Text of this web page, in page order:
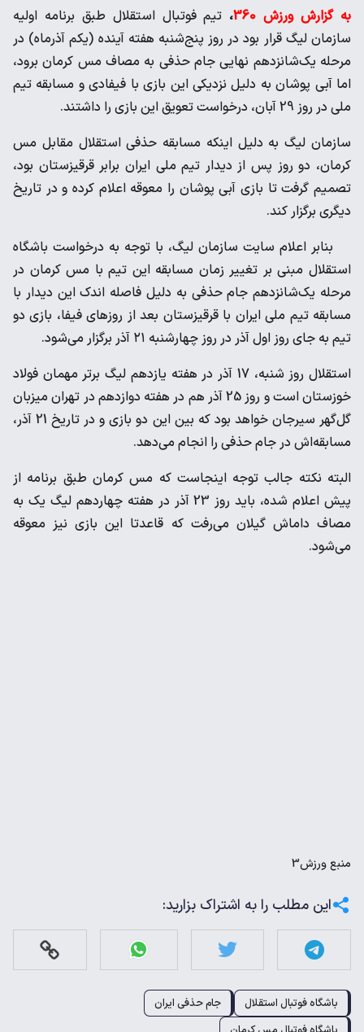
به گزارش ورزش 360 ، تیم فوتبال استقلال طبق برنامه اولیه
سازمان لیگ قرار بود در روز پنج‌شنبه هفته آینده (یکم آذرماه) در
مرحله یک‌شانزدهم نهایی جام حذفی به مصاف مس کرمان برود،
اما آبی پوشان به دلیل نزدیکی این بازی با فیفادی و مسابقه تیم
ملی در روز 29 آبان، درخواست تعویق این بازی را داشتند.
سازمان لیگ به دلیل اینکه مسابقه حذفی استقلال مقابل مس
کرمان، دو روز پس از دیدار تیم ملی ایران برابر قرقیزستان بود،
تصمیم گرفت تا بازی آبی پوشان را معوقه اعلام کرده و در تاریخ
دیگری برگزار کند.
بنابر اعلام سایت سازمان لیگ، با توجه به درخواست باشگاه
استقلال مبنی بر تغییر زمان مسابقه این تیم با مس کرمان در
مرحله یک‌شانزدهم جام حذفی به دلیل فاصله اندک این دیدار با
مسابقه تیم ملی ایران با قرقیزستان بعد از روزهای فیفا، بازی دو
تیم به جای روز اول آذر در روز چهارشنبه ۲۱ آذر برگزار می‌شود.
استقلال روز شنبه، 17 آذر در هفته یازدهم لیگ برتر مهمان فولاد
خوزستان است و روز 25 آذر هم در هفته دوازدهم در تهران میزبان
گل‌گهر سیرجان خواهد بود که بین این دو بازی و در تاریخ 21 آذر،
مسابقه‌اش در جام حذفی را انجام می‌دهد.
البته نکته جالب توجه اینجاست که مس کرمان طبق برنامه از
پیش اعلام شده، باید روز 23 آذر در هفته چهاردهم لیگ یک به
مصاف داماش گیلان می‌رفت که قاعدتا این بازی نیز معوقه
می‌شود.
منبعورزش3
این مطلب را به اشتراک بزارید:
باشگاه فوتبال استقلال
جام حذفی ایران